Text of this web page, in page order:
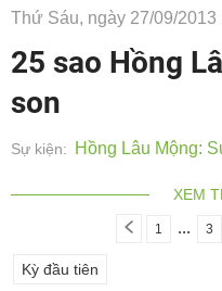
Thứ Sáu, ngày 27/09/2013
25 sao Hồng
son
Sự kiện: Hồng Lâu Mộng:
XEM
1 ... 3
Kỳ đầu tiên